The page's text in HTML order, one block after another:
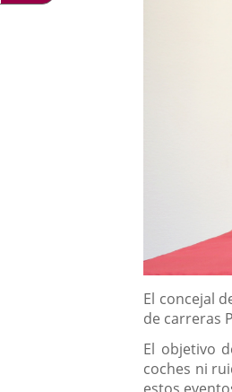
El concejal
de carreras
El objetivo
coches ni